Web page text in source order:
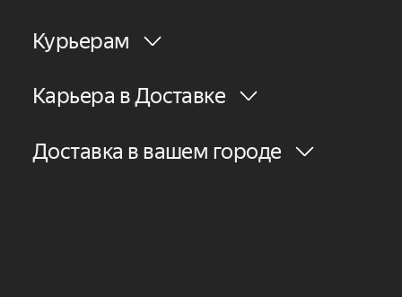
Курьерам
Карьера в Доставке
Доставка в вашем городе